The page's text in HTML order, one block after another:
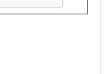
dat u een mens